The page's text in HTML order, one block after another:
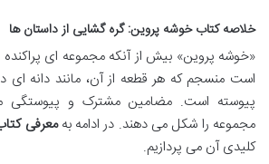
خلاصه کتاب خوشه پروین: گره گشایی از داستان ها
«خوشه پروین» بیش از آنکه مجموعه ای پراکنده
است منسجم که هر قطعه از آن، مانند دانه ای
پیوسته است. مضامین مشترک و پیوستگی
مجموعه را شکل می دهند. در ادامه بهمعرفی
کلیدی آن می پردازیم.